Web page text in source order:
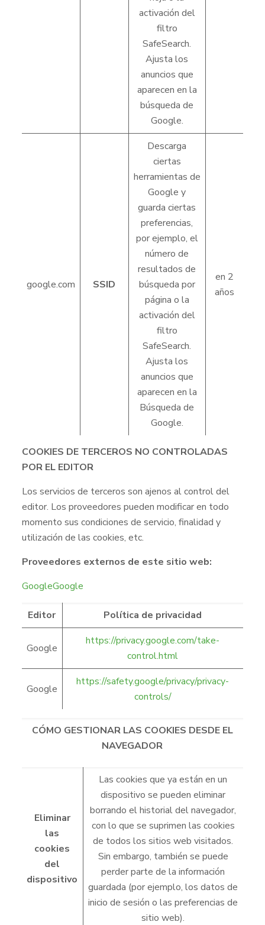
activación del
filtro
SafeSearch.
Ajusta los
anuncios que
aparecen en la
búsqueda de
Google.
google.com SSID
Descarga
ciertas
herramientas de
Google y
guarda ciertas
preferencias,
por ejemplo, el
número de
resultados de
búsqueda por
página o la
activación del
filtro
SafeSearch.
Ajusta los
anuncios que
aparecen en la
Búsqueda de
Google.
en 2
años
COOKIES DE TERCEROS NO CONTROLADAS
POR EL EDITOR
Los servicios de terceros son ajenos al control del
editor. Los proveedores pueden modificar en todo
momento sus condiciones de servicio, finalidad y
utilización de las cookies, etc.
Proveedores externos de este sitio web:
GoogleGoogle
Editor Política de privacidad
Google
https://privacy.google.com/take-
control.html
Google
https://safety.google/privacy/privacy-
controls/
CÓMO GESTIONAR LAS COOKIES DESDE EL
NAVEGADOR
Eliminar
las
cookies
del
dispositivo
Las cookies que ya están en un
dispositivo se pueden eliminar
borrando el historial del navegador,
con lo que se suprimen las cookies
de todos los sitios web visitados.
Sin embargo, también se puede
perder parte de la información
guardada (por ejemplo, los datos de
inicio de sesión o las preferencias de
sitio web).